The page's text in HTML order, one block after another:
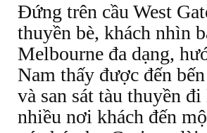
Đứng trên cầu West
thuyền bè, khách nhìn
Melbourne đa dạng,
Nam thấy được đến
và san sát tàu thuyền
nhiều nơi khách đến